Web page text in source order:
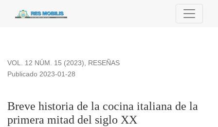
Breve historia de la cocina italiana de la primera mitad del
VOL. 12 NÚM. 15 (2023), RESEÑAS
Breve historia de la cocina italiana de la
primera mitad del siglo XX
Publicado 2023-01-28